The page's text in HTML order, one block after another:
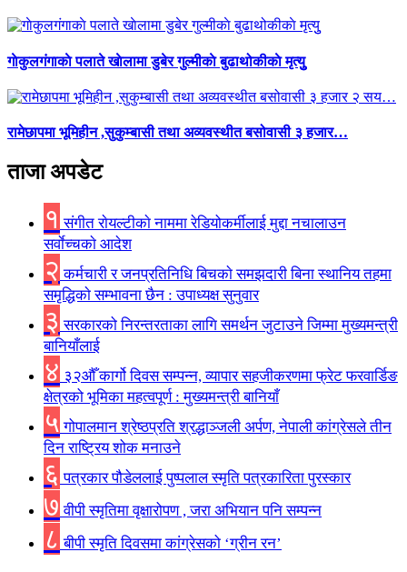
गाेकुलगंगाकाे पलाते खाेलामा डुबेर गुल्मीकाे बुढाथोकीकाे मृत्युु
रामेछापमा भूमिहीन ,सुकुम्बासी तथा अव्यवस्थीत बसोवासी ३ हजार…
ताजा अपडेट
१ संगीत राेयल्टीकाे नाममा रेडियोकर्मीलाई मुद्दा नचालाउन
सर्वाेच्चकाे आदेश
२ कर्मचारी र जनप्रतिनिधि बिचकाे समझदारी बिना स्थानिय तहमा
समृद्धिकाे सम्भावना छैन : उपाध्यक्ष सुनुवार
३ सरकारको निरन्तरताका लागि समर्थन जुटाउने जिम्मा मुख्यमन्त्री
बानियाँलाई
४ ३२औँ कार्गो दिवस सम्पन्न, व्यापार सहजीकरणमा फ्रेट फरवार्डिङ
क्षेत्रको भूमिका महत्वपूर्ण : मुख्यमन्त्री बानियाँ
५ गोपालमान श्रेष्ठप्रति श्रद्धाञ्जली अर्पण, नेपाली कांग्रेसले तीन
दिन राष्ट्रिय शोक मनाउने
६ पत्रकार पौडेललाई पुष्पलाल स्मृति पत्रकारिता पुरस्कार
७ वीपी स्मृतिमा वृक्षारोपण , जरा अभियान पनि सम्पन्न
८ बीपी स्मृति दिवसमा कांग्रेसको ‘ग्रीन रन’